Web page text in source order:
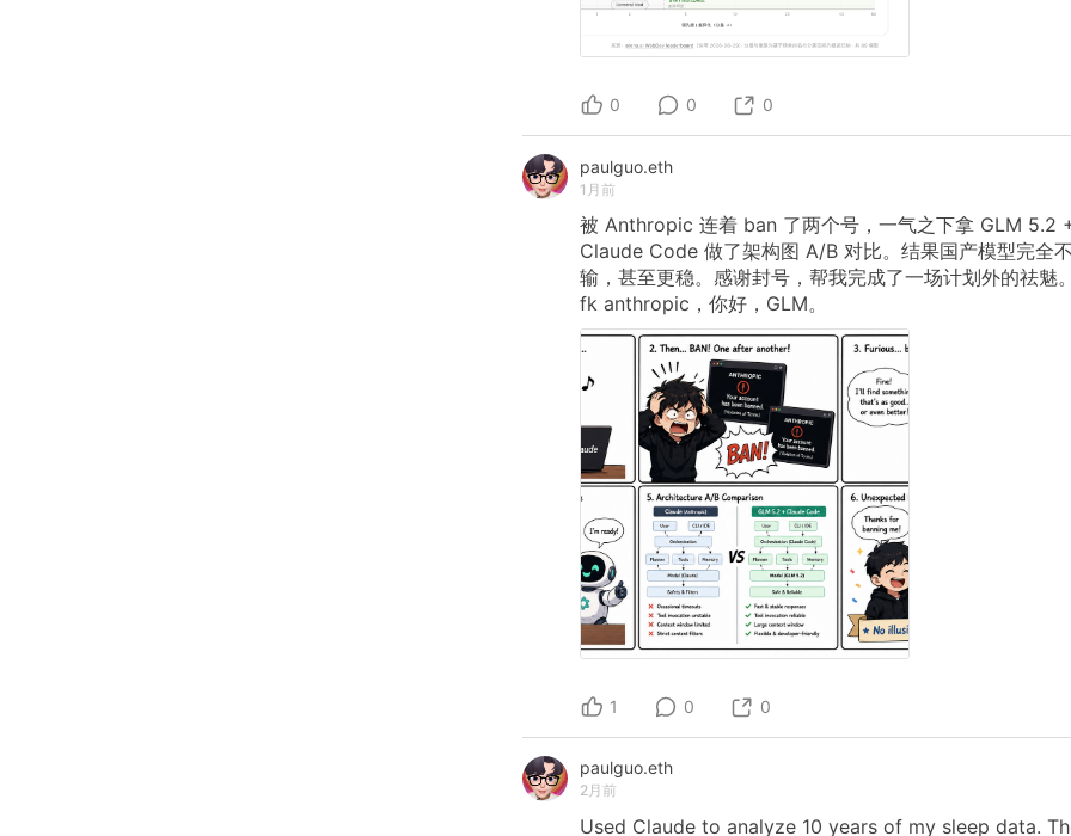
0 0 0
paulguo.eth
1月前
被 Anthropic 连着 ban 了两个号，一气之下拿 GLM 5.2
Claude Code 做了架构图 A/B 对比。结果国产模型完全
输，甚至更稳。感谢封号，帮我完成了一场计划外的祛魅
fk anthropic，你好，GLM。
1 0 0
paulguo.eth
2月前
Used Claude to analyze 10 years of my sleep data.